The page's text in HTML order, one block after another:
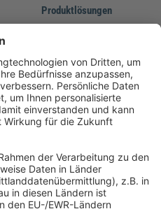
Produktlösungen
Unsere Marken